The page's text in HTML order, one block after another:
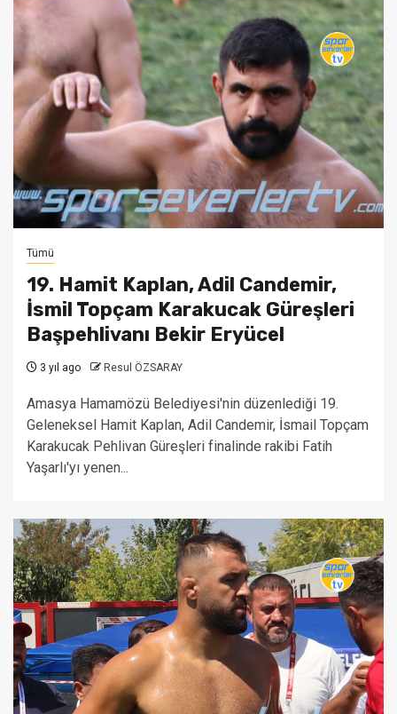
Tümü
19. Hamit Kaplan, Adil Candemir,
İsmil Topçam Karakucak Güreşleri
Başpehlivanı Bekir Eryücel
3 yıl ago Resul ÖZSARAY
Amasya Hamamözü Belediyesi'nin düzenlediği 19.
Geleneksel Hamit Kaplan, Adil Candemir, İsmail Topçam
Karakucak Pehlivan Güreşleri finalinde rakibi Fatih
Yaşarlı'yı yenen...